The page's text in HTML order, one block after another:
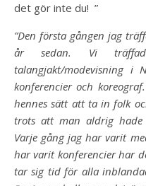
det gör inte du! ”
”Den första gången jag
år sedan. Vi
talangjakt/modevisning i
konferencier och
hennes sätt att ta in folk
trots att man aldrig
Varje gång jag har varit
har varit konferencier har
tar sig tid för alla